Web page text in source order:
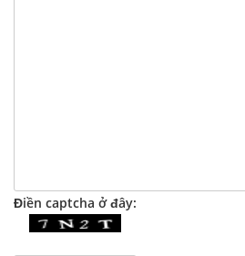
Điền captcha ở đây: